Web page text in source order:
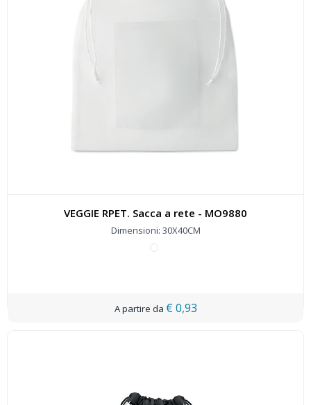
VEGGIE RPET. Sacca a rete - MO9880
Dimensioni: 30X40CM
€ 0,93